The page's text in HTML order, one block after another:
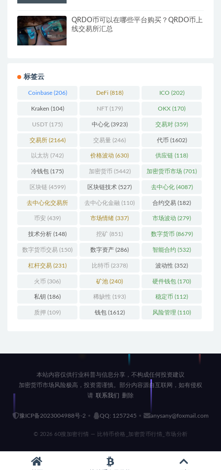
QRDO币可以在哪些平台购买？QRDO币上
线交易所汇总
标签云
Coinbase(206) DeFi (818) ICO (202)
Kraken (104) NFT(179) OKX (170)
USDT (175) 中心化(3923) 交易对 (359)
交易所(2164) 交易量 (246) 代币 (1602)
以太坊 (742) 价格波动 (630) 供应链 (118)
冷钱包 (175) 加密货币 (5442) 加密货币市场 (701)
区块链(4599) 区块链技术 (527) 去中心化(4087)
去中心化交易所
(196)
去中心化金融 (110) 合约交易 (182)
币安 (439) 市场情绪 (337) 市场波动 (279)
技术分析 (148) 挖矿 (851) 数字货币 (8679)
数字货币交易 (150) 数字资产 (286) 智能合约 (532)
杠杆交易 (231) 比特币 (2378) 波动性 (352)
火币 (306) 矿池 (240) 硬件钱包 (170)
私钥 (186) 稀缺性 (193) 稳定币 (112)
质押 (109) 钱包(1612) 风险管理 (110)
本站内容仅供行业科普与信息分享，不构成任何投资建议
加密货币市场风险极高，投资需谨慎。部分内容源自互联网，如有侵权
请 联系我们 删除
豫ICP备2023004988号-2 QQ: 1257245 anysany@foxmail.com
© 2026 60搜加密行情 — 比特币价格_加密货币行情_市场分析